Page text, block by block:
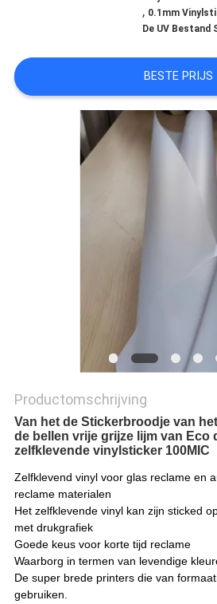
PRIVACY
POLICY
, 0.1mm
De UV
BESTE PRIJS
Productomschrijving
Van het de Stickerbroodje van
de bellen vrije grijze lijm van Eco
zelfklevende vinylsticker 100MIC
Zelfklevend vinyl voor glas reclame en
reclame materialen
Het zelfklevende vinyl kan zijn sticked
met drukgrafiek
Goede keus voor korte tijd reclame
Waarborg in termen van levendige
De super brede printers die van
gebruiken.